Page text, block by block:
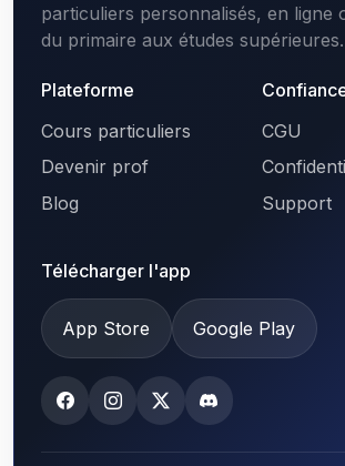
particuliers personnalisés, en ligne
du primaire aux études supérieures.
Plateforme
Cours particuliers
Devenir prof
Blog
CGU
Support
Télécharger l'app
App Store Google Play